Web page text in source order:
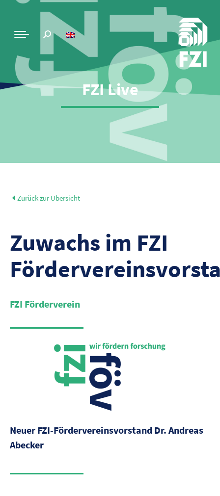
FZI Live
Zurück zur Übersicht
Zuwachs im FZI
FZI Förderverein
Neuer FZI-Fördervereinsvorstand Dr. Andreas
Abecker